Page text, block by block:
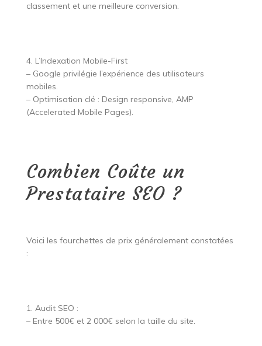
classement et une meilleure conversion.
4. L’Indexation Mobile-First
– Google privilégie l’expérience des utilisateurs
mobiles.
– Optimisation clé : Design responsive, AMP
(Accelerated Mobile Pages).
Combien Coûte un
Prestataire SEO ?
Voici les fourchettes de prix généralement constatées
:
1. Audit SEO :
– Entre 500€ et 2 000€ selon la taille du site.